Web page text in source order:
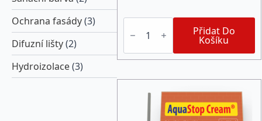
Ochrana fasády(3)
Difuzní lišty(2)
Hydroizolace(3)
AquaStop
Cream®
kartuš
310ml
PET
množství
Přidat Do
Košíku